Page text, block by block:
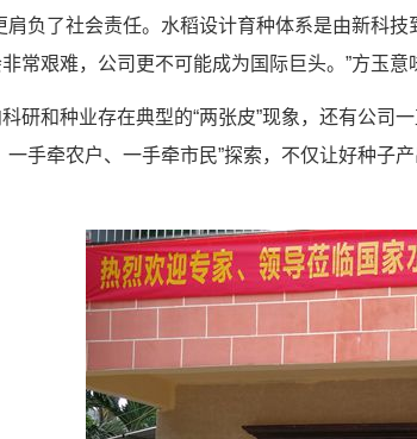
肩负了社会责任。水稻设计育种体系是由新科
常艰难，公司更不可能成为国际巨头。”方玉意
研和种业存在典型的“两张皮”现象，还有公司
一手牵农户、一手牵市民”探索，不仅让好种